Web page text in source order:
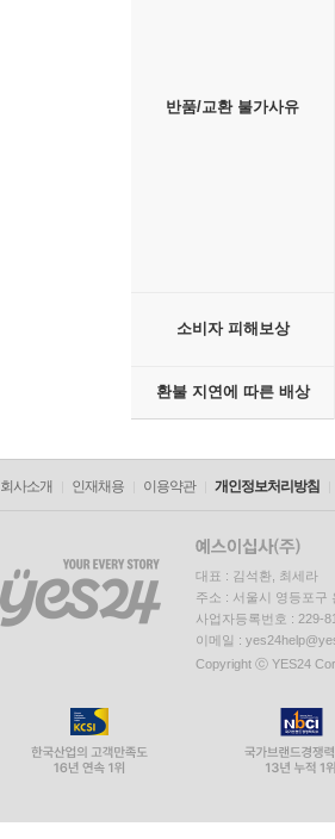
반품/교환 불가사유
소비자 피해보상
환불 지연에 따른 배상
회사소개 인재채용 이용약관 개인정보처리방침
대표 : 김석환, 최세라
주소 : 서울시 영등포구
사업자등록번호 : 229-
이메일 :
Copyright ⓒ YES24